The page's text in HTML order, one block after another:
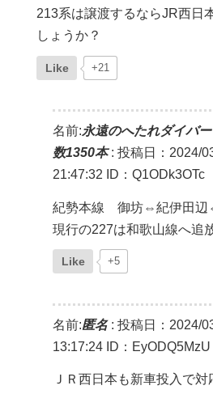
213系は譲渡するならJR西日
しょうか？
Like +21
名前:永遠のへたれダイバ
数1350本: 投稿日：2024/
21:47:32
ID：Q1ODk3OTc
紀勢本線 御坊⇔紀伊田辺
現行の227は和歌山線へ追
Like +5
名前:匿名: 投稿日：2024/
13:17:24 ID：EyODQ5MzU
ＪＲ西日本も新車投入で対